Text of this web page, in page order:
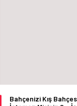
Bahçenizi Kış